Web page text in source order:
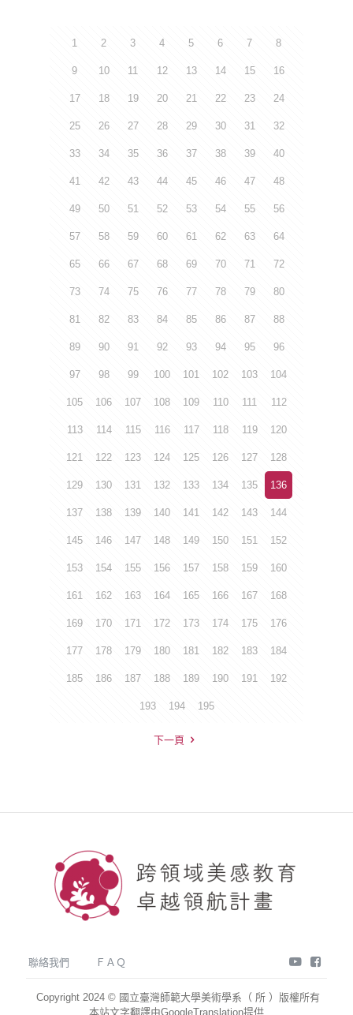
1 2 3 4 5 6 7 8
9 10 11 12 13 14 15 16
17 18 19 20 21 22 23 24
25 26 27 28 29 30 31 32
33 34 35 36 37 38 39 40
41 42 43 44 45 46 47 48
49 50 51 52 53 54 55 56
57 58 59 60 61 62 63 64
65 66 67 68 69 70 71 72
73 74 75 76 77 78 79 80
81 82 83 84 85 86 87 88
89 90 91 92 93 94 95 96
97 98 99 100 101 102 103 104
105 106 107 108 109 110 111 112
113 114 115 116 117 118 119 120
121 122 123 124 125 126 127 128
129 130 131 132 133 134 135 136
137 138 139 140 141 142 143 144
145 146 147 148 149 150 151 152
153 154 155 156 157 158 159 160
161 162 163 164 165 166 167 168
169 170 171 172 173 174 175 176
177 178 179 180 181 182 183 184
185 186 187 188 189 190 191 192
193 194 195
下一頁
聯絡我們 ＦＡＱ youtube
Copyright 2024 © 國立臺灣師範大學美術學系（ 所 ）版權所有
本站文字翻譯由GoogleTranslation提供